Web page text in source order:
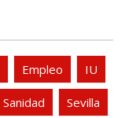
Empleo IU
Sanidad Sevilla